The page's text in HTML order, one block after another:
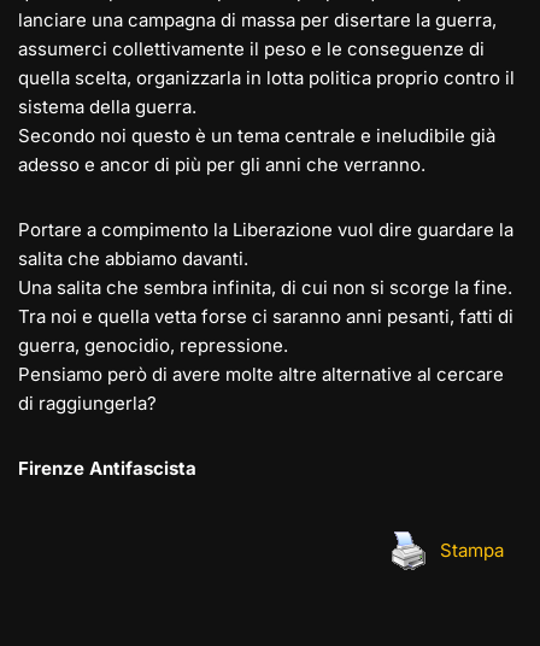
lanciare una campagna di massa per disertare la guerra,
assumerci collettivamente il peso e le conseguenze di
quella scelta, organizzarla in lotta politica proprio contro il
sistema della guerra.
Secondo noi questo è un tema centrale e ineludibile già
adesso e ancor di più per gli anni che verranno.
Portare a compimento la Liberazione vuol dire guardare la
salita che abbiamo davanti.
Una salita che sembra infinita, di cui non si scorge la fine.
Tra noi e quella vetta forse ci saranno anni pesanti, fatti di
guerra, genocidio, repressione.
Pensiamo però di avere molte altre alternative al cercare
di raggiungerla?
Firenze Antifascista
Stampa